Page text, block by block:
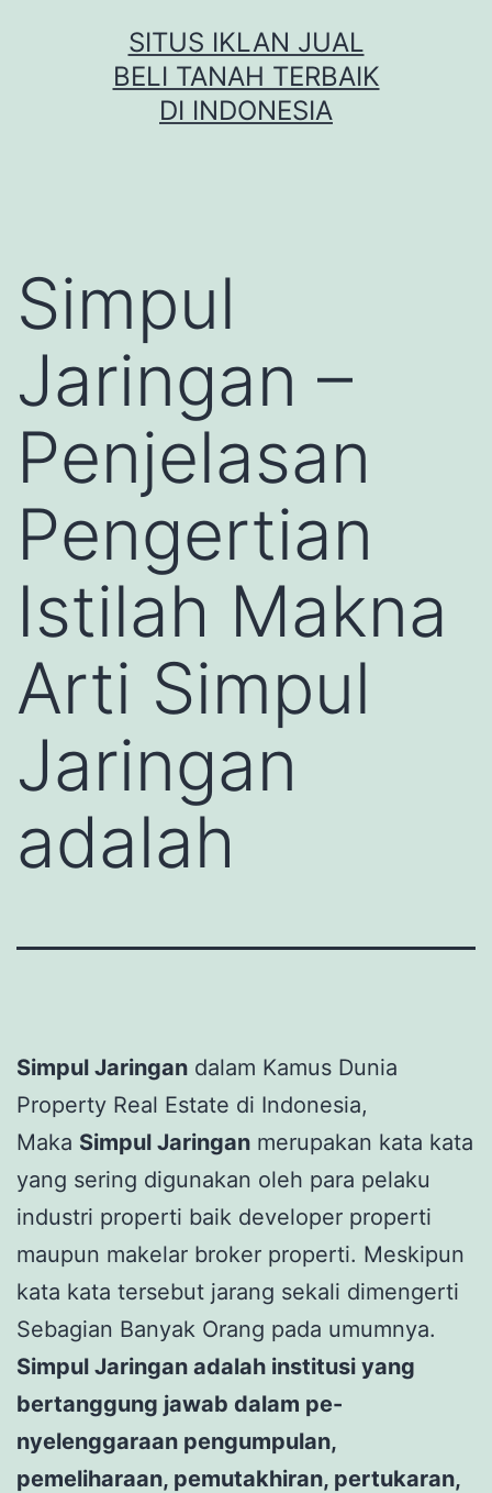
SITUS IKLAN JUAL
BELI TANAH TERBAIK
DI INDONESIA
Simpul
Jaringan –
Penjelasan
Pengertian
Istilah Makna
Arti Simpul
Jaringan
adalah
Simpul Jaringan dalam Kamus Dunia
Property Real Estate di Indonesia,
Maka Simpul Jaringan merupakan kata kata
yang sering digunakan oleh para pelaku
industri properti baik developer properti
maupun makelar broker properti. Meskipun
kata kata tersebut jarang sekali dimengerti
Sebagian Banyak Orang pada umumnya.
Simpul Jaringan adalah institusi yang
bertanggung jawab dalam pe-
nyelenggaraan pengumpulan,
pemeliharaan, pemutakhiran, pertukaran,